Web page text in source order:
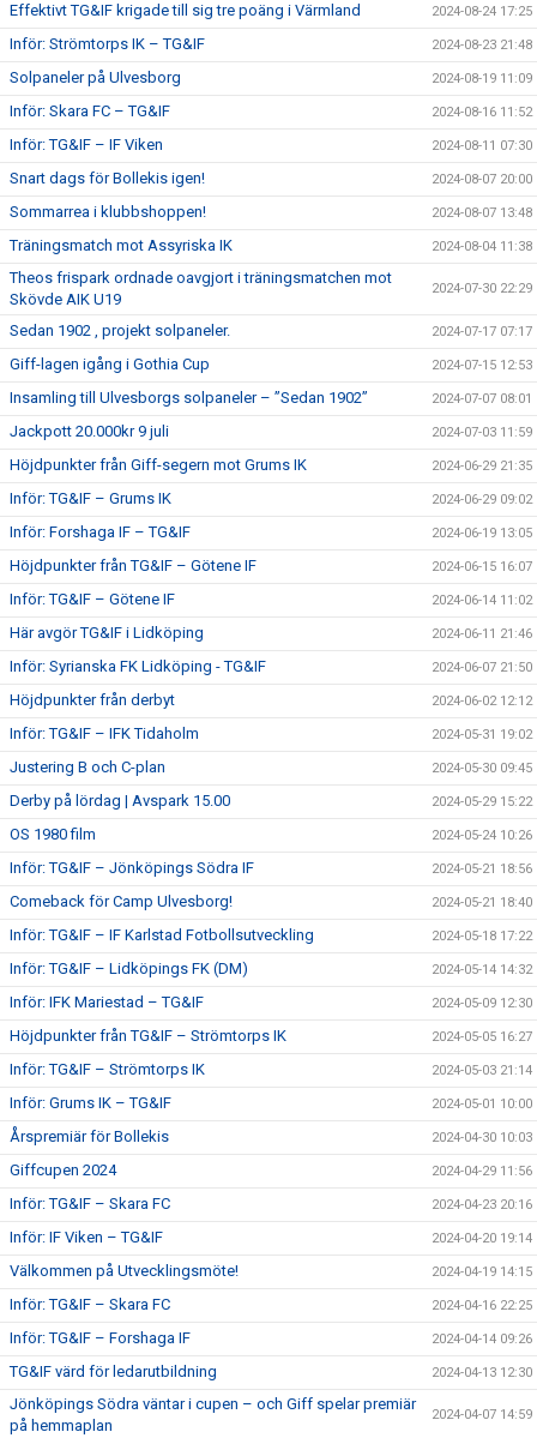
Effektivt TG&IF krigade till sig tre poäng i Värmland 2024-08-24 17:25
Inför: Strömtorps IK – TG&IF 2024-08-23 21:48
Solpaneler på Ulvesborg 2024-08-19 11:09
Inför: Skara FC – TG&IF 2024-08-16 11:52
Inför: TG&IF – IF Viken 2024-08-11 07:30
Snart dags för Bollekis igen! 2024-08-07 20:00
Sommarrea i klubbshoppen! 2024-08-07 13:48
Träningsmatch mot Assyriska IK 2024-08-04 11:38
Theos frispark ordnade oavgjort i träningsmatchen mot
Skövde AIK U19
2024-07-30 22:29
Sedan 1902 , projekt solpaneler. 2024-07-17 07:17
Giff-lagen igång i Gothia Cup 2024-07-15 12:53
Insamling till Ulvesborgs solpaneler – ”Sedan 1902” 2024-07-07 08:01
Jackpott 20.000kr 9 juli 2024-07-03 11:59
Höjdpunkter från Giff-segern mot Grums IK 2024-06-29 21:35
Inför: TG&IF – Grums IK 2024-06-29 09:02
Inför: Forshaga IF – TG&IF 2024-06-19 13:05
Höjdpunkter från TG&IF – Götene IF 2024-06-15 16:07
Inför: TG&IF – Götene IF 2024-06-14 11:02
Här avgör TG&IF i Lidköping 2024-06-11 21:46
Inför: Syrianska FK Lidköping - TG&IF 2024-06-07 21:50
Höjdpunkter från derbyt 2024-06-02 12:12
Inför: TG&IF – IFK Tidaholm 2024-05-31 19:02
Justering B och C-plan 2024-05-30 09:45
Derby på lördag | Avspark 15.00 2024-05-29 15:22
OS 1980 film 2024-05-24 10:26
Inför: TG&IF – Jönköpings Södra IF 2024-05-21 18:56
Comeback för Camp Ulvesborg! 2024-05-21 18:40
Inför: TG&IF – IF Karlstad Fotbollsutveckling 2024-05-18 17:22
Inför: TG&IF – Lidköpings FK (DM) 2024-05-14 14:32
Inför: IFK Mariestad – TG&IF 2024-05-09 12:30
Höjdpunkter från TG&IF – Strömtorps IK 2024-05-05 16:27
Inför: TG&IF – Strömtorps IK 2024-05-03 21:14
Inför: Grums IK – TG&IF 2024-05-01 10:00
Årspremiär för Bollekis 2024-04-30 10:03
Giffcupen 2024 2024-04-29 11:56
Inför: TG&IF – Skara FC 2024-04-23 20:16
Inför: IF Viken – TG&IF 2024-04-20 19:14
Välkommen på Utvecklingsmöte! 2024-04-19 14:15
Inför: TG&IF – Skara FC 2024-04-16 22:25
Inför: TG&IF – Forshaga IF 2024-04-14 09:26
TG&IF värd för ledarutbildning 2024-04-13 12:30
Jönköpings Södra väntar i cupen – och Giff spelar premiär
på hemmaplan
2024-04-07 14:59